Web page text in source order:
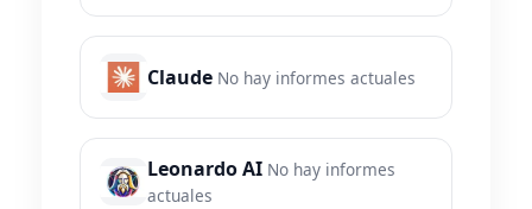
Claude No hay informes actuales
Leonardo AI No hay informes
actuales